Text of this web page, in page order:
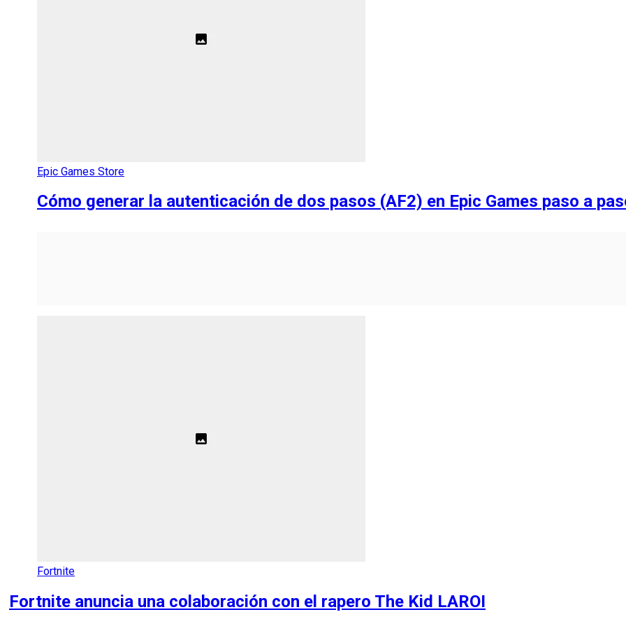
Epic Games Store
Cómo generar la autenticación de dos pasos (AF2) en Epic Games paso a
Fortnite
Fortnite anuncia una colaboración con el rapero The Kid LAROI